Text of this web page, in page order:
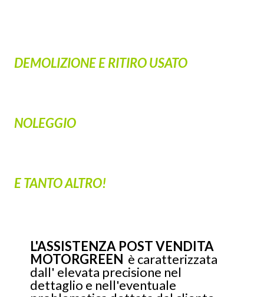
DEMOLIZIONE E RITIRO USATO
NOLEGGIO
E TANTO ALTRO!
L'ASSISTENZA POST VENDITA
MOTORGREEN è caratterizzata
dall' elevata precisione nel
dettaglio e nell'eventuale